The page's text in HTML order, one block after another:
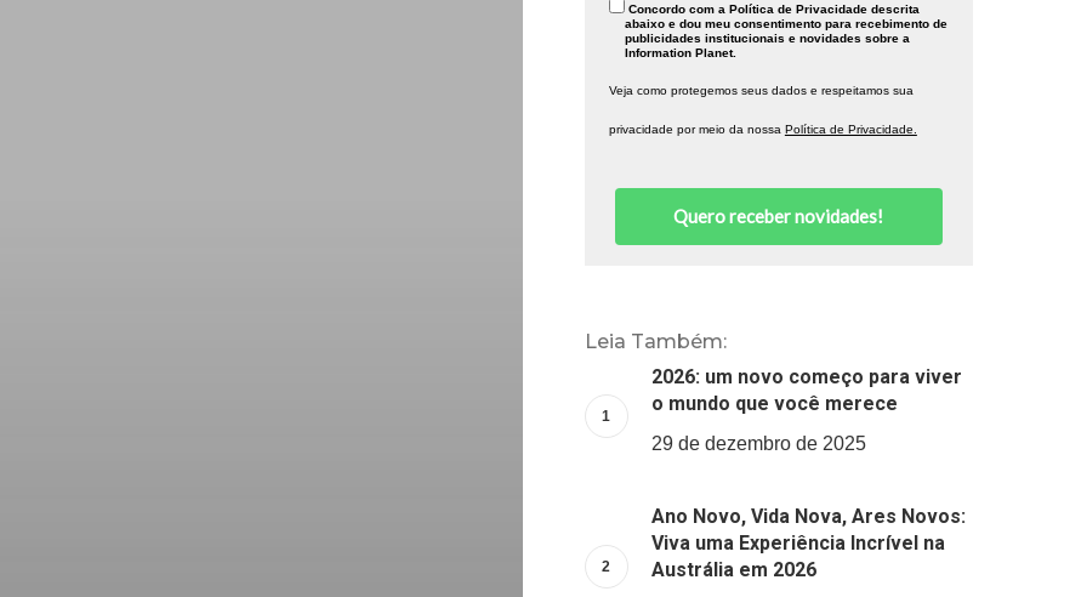
Concordo com a Política de Privacidade descrita
abaixo e dou meu consentimento para recebimento de
publicidades institucionais e novidades sobre a
Information Planet.
Veja como protegemos seus dados e respeitamos sua
privacidade por meio da nossa Política de Privacidade.
Quero receber novidades!
Leia Também:
2026: um novo começo para viver
o mundo que você merece
29 de dezembro de 2025
Ano Novo, Vida Nova, Ares Novos:
Viva uma Experiência Incrível na
Austrália em 2026